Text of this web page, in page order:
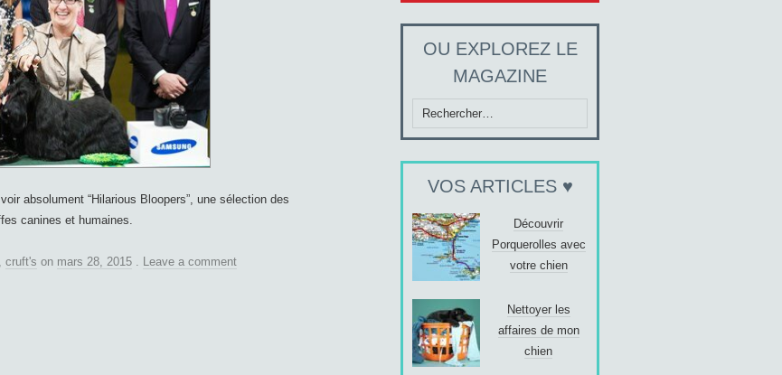
absolument “Hilarious Bloopers”, une sélection des
canines et humaines.
cruft's on mars 28, 2015 . Leave a comment
OU EXPLOREZ LE
MAGAZINE
Rechercher :
VOS ARTICLES ♥
Découvrir
Porquerolles avec
votre chien
Nettoyer les
affaires de mon
chien